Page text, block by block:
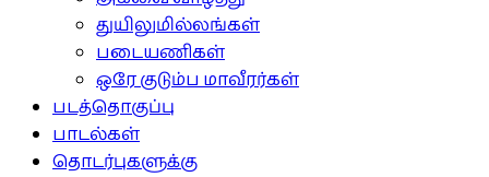
துயிலுமில்லங்கள்
படையணிகள்
ஒரே குடும்ப மாவீரர்கள்
படத்தொகுப்பு
பாடல்கள்
தொடர்புகளுக்கு